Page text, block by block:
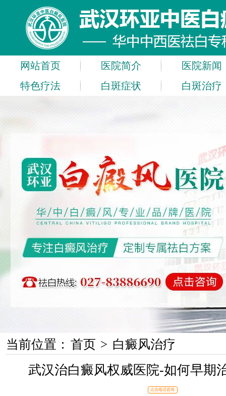
网站首页 医院简介
医院新闻
特色疗法
白斑症状 白斑治疗
当前位置： 首页 > 白癜风治疗
武汉治白癜风权威医院-如何早期
点击电话咨询